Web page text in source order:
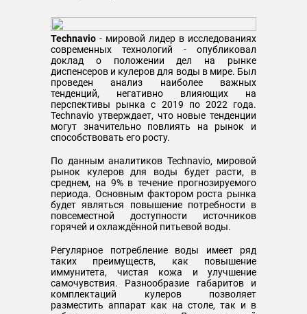
Technavio - мировой лидер в исследованиях
современных технологий - опубликовал
доклад о положении дел на рынке
диспенсеров и кулеров для воды в мире. Был
проведен анализ наиболее важных
тенденций, негативно влияющих на
перспективы рынка с 2019 по 2022 года.
Technavio утверждает, что новые тенденции
могут значительно повлиять на рынок и
способствовать его росту.
По данным аналитиков Technavio, мировой
рынок кулеров для воды будет расти, в
среднем, на 9% в течение прогнозируемого
периода. Основным фактором роста рынка
будет являться повышение потребности в
повсеместной доступности источников
горячей и охлаждённой питьевой воды.
Регулярное потребление воды имеет ряд
таких преимуществ, как повышение
иммунитета, чистая кожа и улучшение
самочувствия. Разнообразие габаритов и
комплектаций кулеров позволяет
разместить аппарат как на столе, так и в